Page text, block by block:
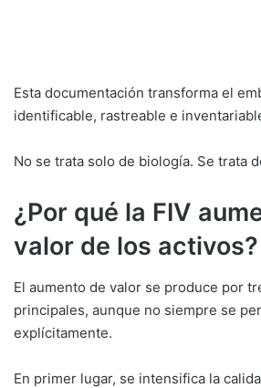
Esta documentación transforma el
identificable, rastreable e
No se trata solo de biología. Se trata
¿Por qué la FIV
valor de los activos?
El aumento de valor se produce por
principales, aunque no siempre se
explícitamente.
En primer lugar, se intensifica la